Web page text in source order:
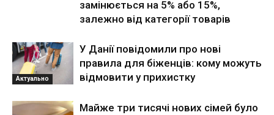
замінюється на 5% або 15%,
залежно від категорії товарів
Актуально
У Данії повідомили про нові
правила для біженців: кому можуть
відмовити у прихистку
Майже три тисячі нових сімей було